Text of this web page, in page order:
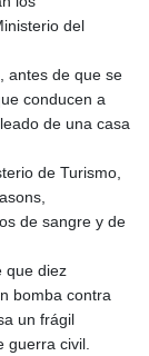
del
antes de que se
conducen a
de una casa
de Turismo,
de sangre y de
que diez
bomba contra
un frágil
guerra civil.